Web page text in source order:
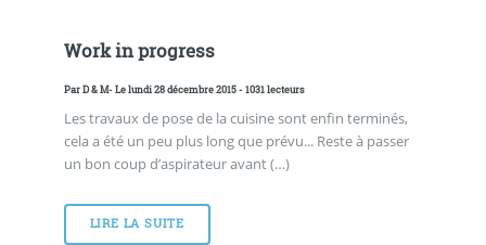
Work in progress
ParD & M- Le lundi 28 décembre 2015 - 1031 lecteurs
Les travaux de pose de la cuisine sont enfin terminés,
cela a été un peu plus long que prévu... Reste à passer
un bon coup d’aspirateur avant (…)
LIRE LA SUITE